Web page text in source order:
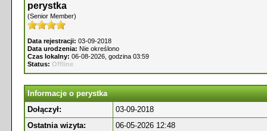
perystka
(Senior Member)
Data rejestracji: 03-09-2018
Data urodzenia: Nie określono
Czas lokalny: 06-08-2026, godzina 03:59
Status: Offline
Informacje o perystka
Dołączył:
03-09-2018
Ostatnia wizyta:
06-05-2026 12:48